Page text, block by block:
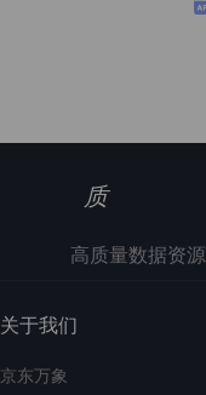
质
高质量数据资源
关于我们
京东万象